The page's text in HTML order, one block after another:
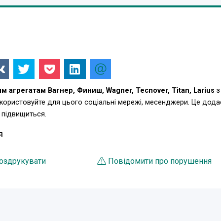
агрегатам Вагнер, Финиш, Wagner, Tecnover, Titan, Larius з
для цього соціальні мережі, месенджери. Це
Повідомити про порушення